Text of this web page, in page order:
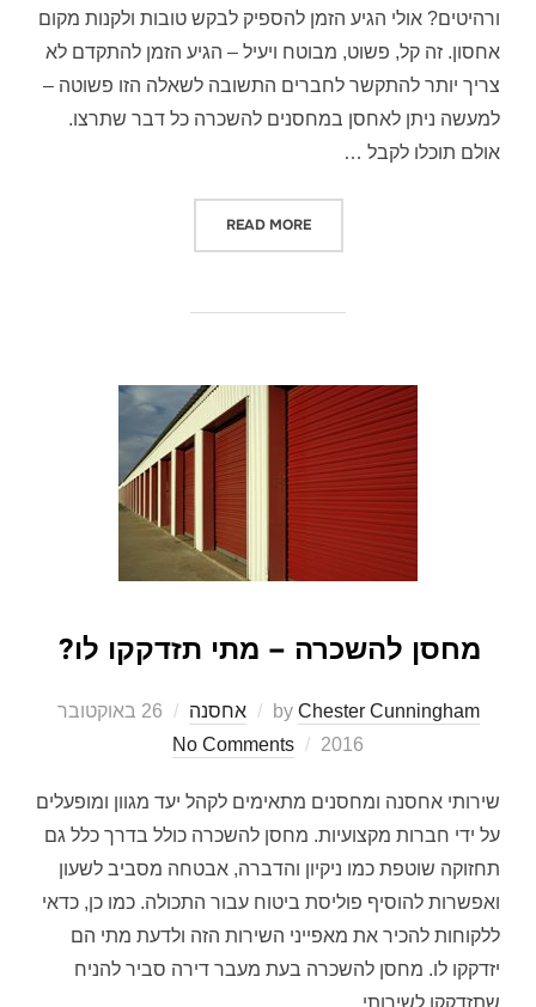
ורהיטים? אולי הגיע הזמן להספיק לבקש טובות ולקנות מקום
אחסון. זה קל, פשוט, מבוטח ויעיל – הגיע הזמן להתקדם לא
צריך יותר להתקשר לחברים התשובה לשאלה הזו פשוטה –
למעשה ניתן לאחסן במחסנים להשכרה כל דבר שתרצו.
אולם תוכלו לקבל …
READ MORE
מחסן להשכרה – מתי תזדקקו לו?
by Chester Cunningham אחסנה
Posted
26 באוקטובר
2016
No Comments
שירותי אחסנה ומחסנים מתאימים לקהל יעד מגוון ומופעלים
על ידי חברות מקצועיות. מחסן להשכרה כולל בדרך כלל גם
תחזוקה שוטפת כמו ניקיון והדברה, אבטחה מסביב לשעון
ואפשרות להוסיף פוליסת ביטוח עבור התכולה. כמו כן, כדאי
ללקוחות להכיר את מאפייני השירות הזה ולדעת מתי הם
יזדקקו לו. מחסן להשכרה בעת מעבר דירה סביר להניח